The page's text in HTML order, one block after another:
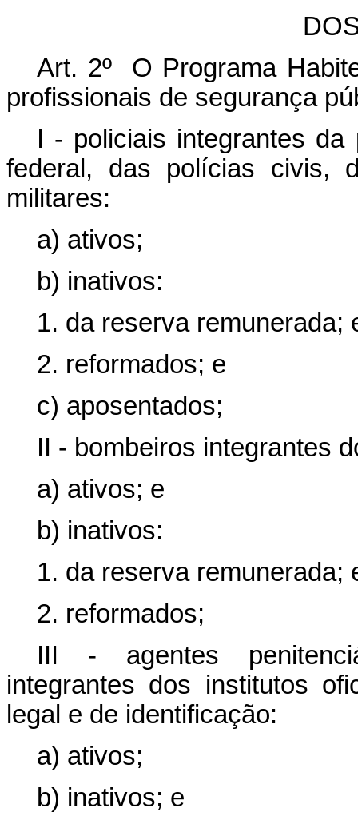
Art. 2º O Programa
profissionais de segurança
I - policiais integrantes
federal, das polícias civis,
militares:
a) ativos;
b) inativos:
1. da reserva remunerada;
2. reformados; e
c) aposentados;
II - bombeiros integrantes
a) ativos; e
b) inativos:
1. da reserva remunerada;
2. reformados;
III - agentes
integrantes dos institutos
legal e de identificação:
a) ativos;
b) inativos; e